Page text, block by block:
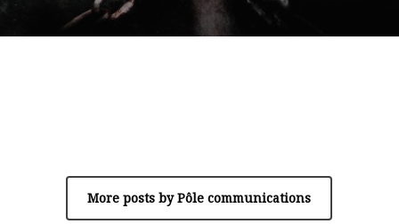
More posts by Pôle communications